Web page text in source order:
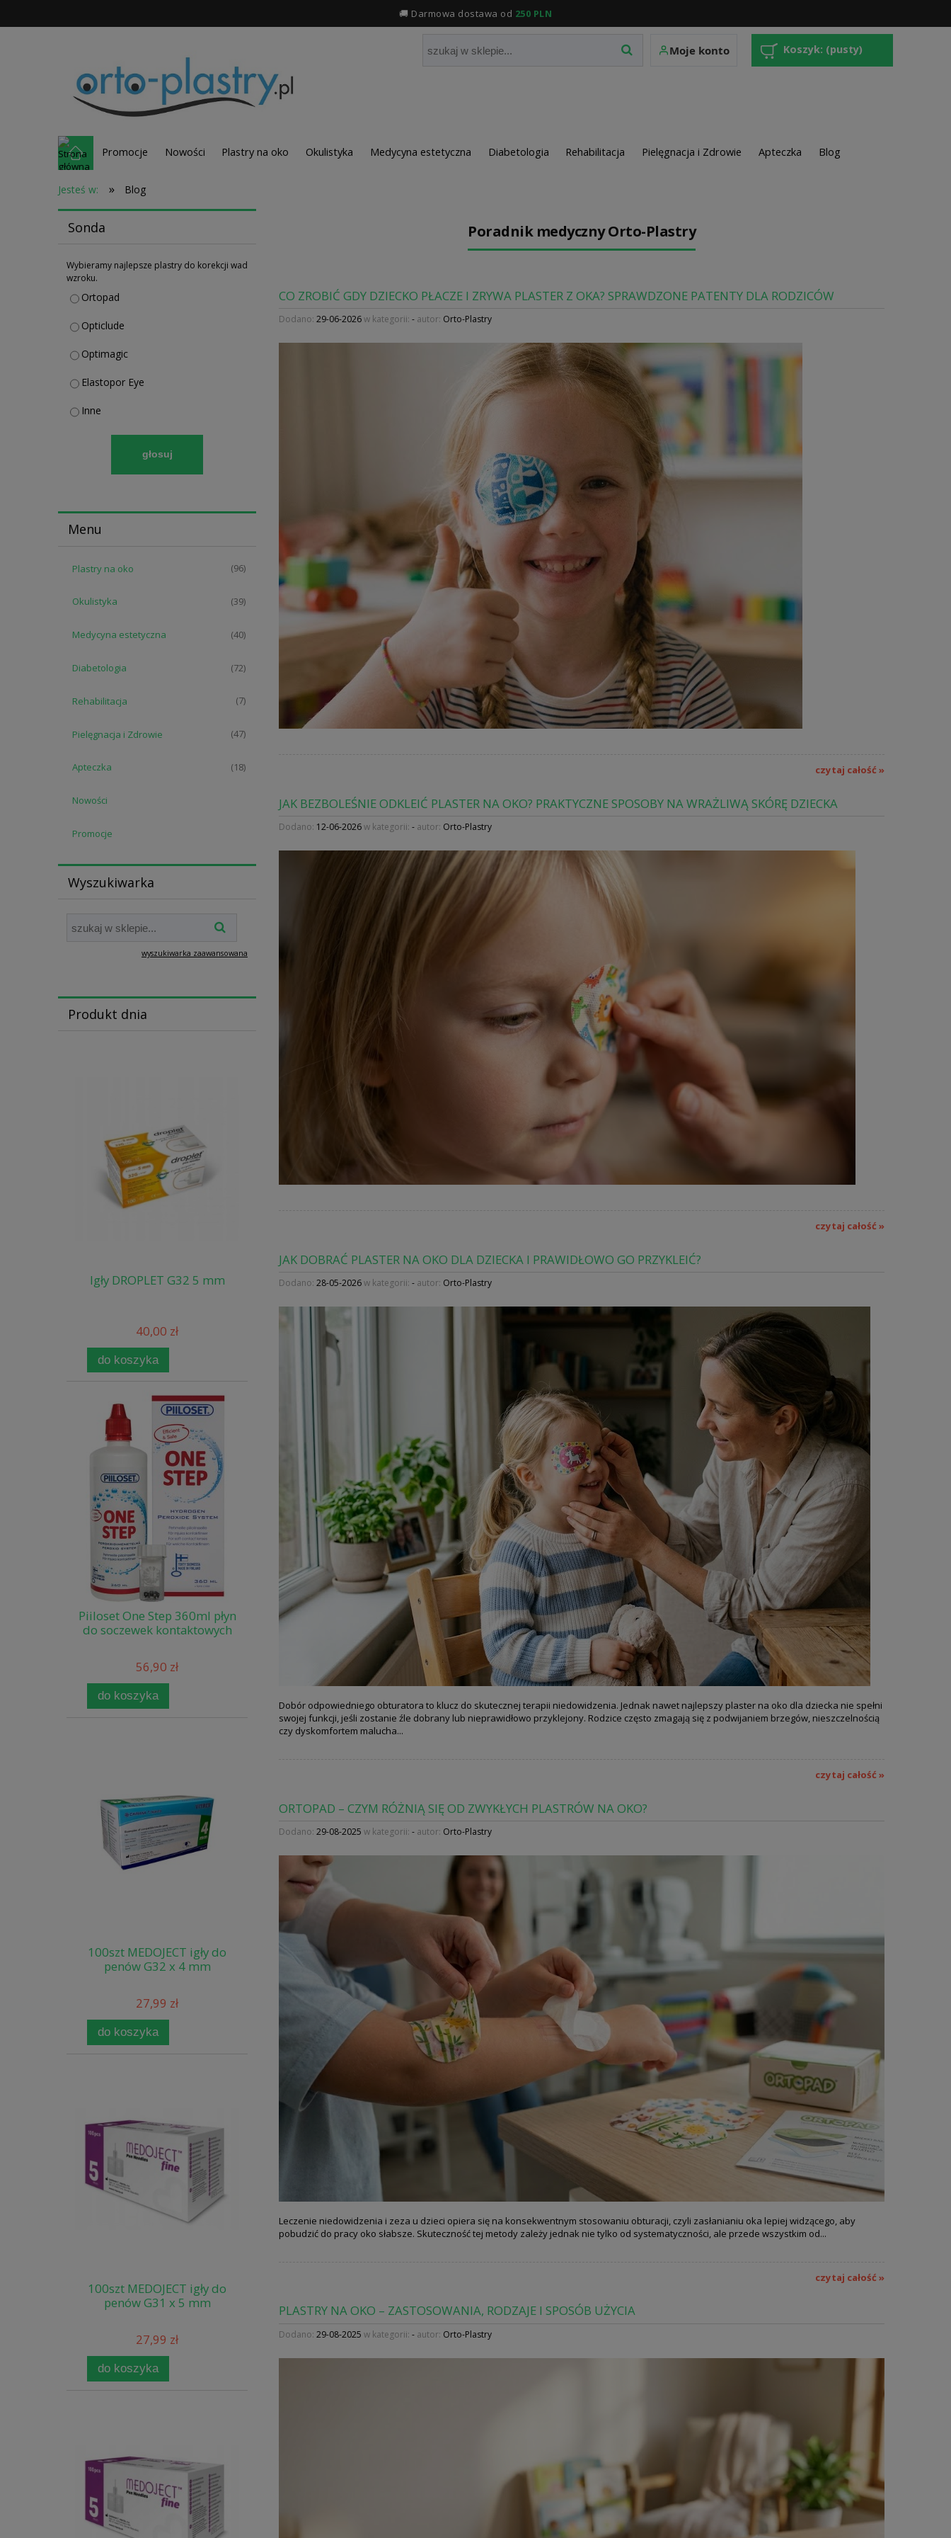
🚚 Darmowa dostawa od 250 PLN
Koszyk: (pusty)
Moje konto
Promocje Nowości Plastry na oko Okulistyka Medycyna estetyczna Diabetologia Rehabilitacja Pielęgnacja i Zdrowie Apteczka Blog
Jesteś w: » Blog
Sonda
Wybieramy najlepsze plastry do korekcji wad
wzroku.
Ortopad
Opticlude
Optimagic
Elastopor Eye
Inne
głosuj
Menu
Plastry na oko (96)
Okulistyka (39)
Medycyna estetyczna (40)
Diabetologia (72)
Rehabilitacja (7)
Pielęgnacja i Zdrowie (47)
Apteczka (18)
Nowości
Promocje
Wyszukiwarka
wyszukiwarka zaawansowana
Produkt dnia
Igły DROPLET G32 5 mm
40,00 zł
do koszyka
Piiloset One Step 360ml płyn
do soczewek kontaktowych
56,90 zł
do koszyka
100szt MEDOJECT igły do
penów G32 x 4 mm
27,99 zł
do koszyka
100szt MEDOJECT igły do
penów G31 x 5 mm
27,99 zł
do koszyka
Poradnik medyczny Orto-Plastry
CO ZROBIĆ GDY DZIECKO PŁACZE I ZRYWA PLASTER Z OKA? SPRAWDZONE PATENTY DLA RODZICÓW
Dodano: 29-06-2026w kategorii: - autor: Orto-Plastry
czytaj całość »
JAK BEZBOLEŚNIE ODKLEIĆ PLASTER NA OKO? PRAKTYCZNE SPOSOBY NA WRAŻLIWĄ SKÓRĘ DZIECKA
Dodano: 12-06-2026w kategorii: - autor: Orto-Plastry
czytaj całość »
JAK DOBRAĆ PLASTER NA OKO DLA DZIECKA I PRAWIDŁOWO GO PRZYKLEIĆ?
Dodano: 28-05-2026w kategorii: - autor: Orto-Plastry
Dobór odpowiedniego obturatora to klucz do skutecznej terapii niedowidzenia. Jednak nawet najlepszy plaster na oko dla dziecka nie spełni
swojej funkcji, jeśli zostanie źle dobrany lub nieprawidłowo przyklejony. Rodzice często zmagają się z podwijaniem brzegów, nieszczelnością
czy dyskomfortem malucha...
czytaj całość »
ORTOPAD – CZYM RÓŻNIĄ SIĘ OD ZWYKŁYCH PLASTRÓW NA OKO?
Dodano: 29-08-2025 w kategorii: - autor: Orto-Plastry
Leczenie niedowidzenia i zeza u dzieci opiera się na konsekwentnym stosowaniu obturacji, czyli zasłanianiu oka lepiej widzącego, aby
pobudzić do pracy oko słabsze. Skuteczność tej metody zależy jednak nie tylko od systematyczności, ale przede wszystkim od...
czytaj całość »
PLASTRY NA OKO – ZASTOSOWANIA, RODZAJE I SPOSÓB UŻYCIA
Dodano: 29-08-2025 w kategorii: - autor: Orto-Plastry